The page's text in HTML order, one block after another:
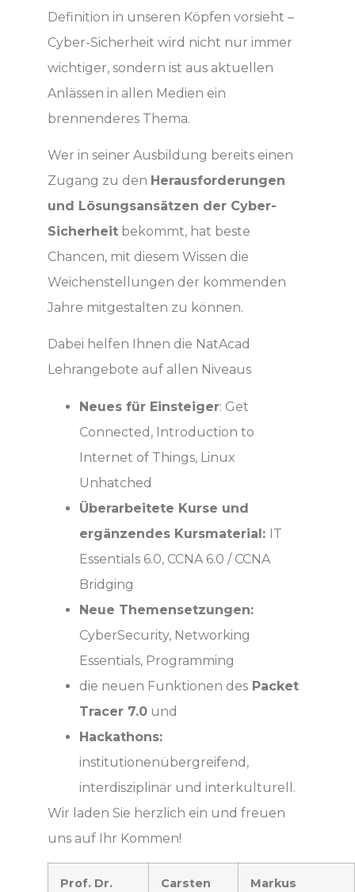
Definition in unseren Köpfen vorsieht –
Cyber-Sicherheit wird nicht nur immer
wichtiger, sondern ist aus aktuellen
Anlässen in allen Medien ein
brennenderes Thema.
Wer in seiner Ausbildung bereits einen
Zugang zu den Herausforderungen
und Lösungsansätzen der Cyber-
Sicherheit bekommt, hat beste
Chancen, mit diesem Wissen die
Weichenstellungen der kommenden
Jahre mitgestalten zu können.
Dabei helfen Ihnen die NatAcad
Lehrangebote auf allen Niveaus
Neues für Einsteiger: Get
Connected, Introduction to
Internet of Things, Linux
Unhatched
Überarbeitete Kurse und
ergänzendes Kursmaterial: IT
Essentials 6.0, CCNA 6.0 / CCNA
Bridging
Neue Themensetzungen:
CyberSecurity, Networking
Essentials, Programming
die neuen Funktionen des Packet
Tracer 7.0 und
Hackathons:
institutionenübergreifend,
interdisziplinär und interkulturell.
Wir laden Sie herzlich ein und freuen
uns auf Ihr Kommen!
Prof. Dr.
Carsten
Markus